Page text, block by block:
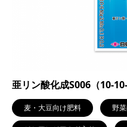
亜リン酸化成S006（10-
麦・大豆向け肥料 野